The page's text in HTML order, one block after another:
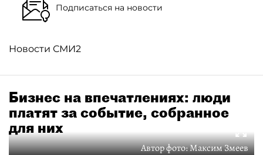
Подписаться на новости
Новости СМИ2
Бизнес на впечатлениях: люди
платят за событие, собранное
для них
Автор фото:Максим Змеев